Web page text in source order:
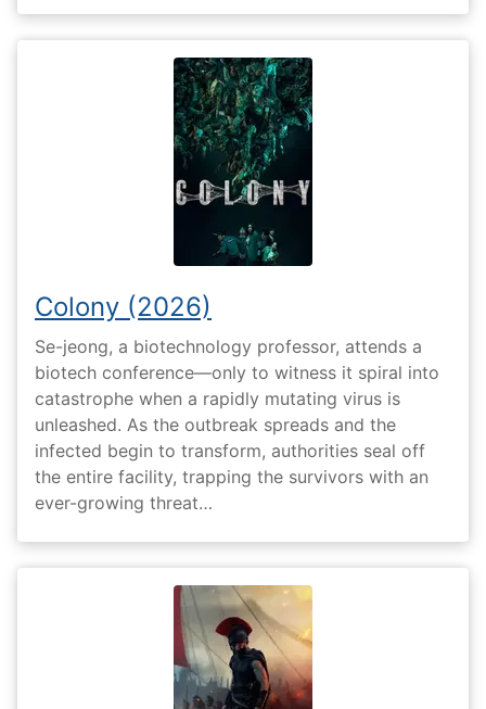
Colony (2026)
Se-jeong, a biotechnology professor, attends a
biotech conference—only to witness it spiral into
catastrophe when a rapidly mutating virus is
unleashed. As the outbreak spreads and the
infected begin to transform, authorities seal off
the entire facility, trapping the survivors with an
ever-growing threat…